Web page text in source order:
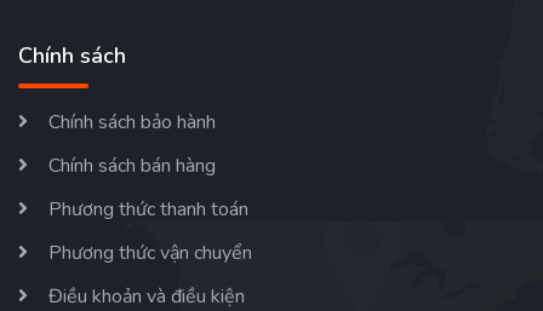
Chính sách
Chính sách bảo hành
Chính sách bán hàng
Phương thức thanh toán
Phương thức vận chuyển
Điều khoản và điều kiện